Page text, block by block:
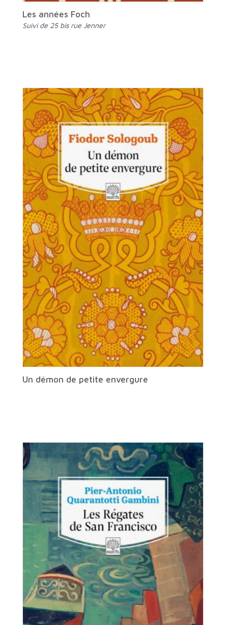
Les années Foch
suivi de 25 bis rue Jenner
Un démon de petite envergure